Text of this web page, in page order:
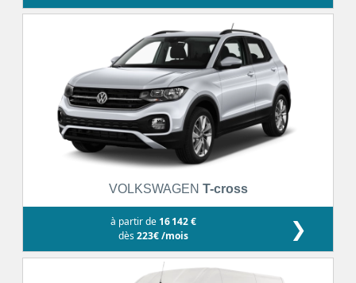
VOLKSWAGEN T-cross
à partir de 16 142 €
dès223€ /mois ❯